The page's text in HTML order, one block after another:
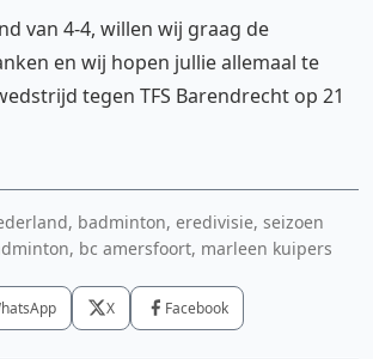
van 4-4, willen wij graag de
en wij hopen jullie allemaal te
tegen TFS Barendrecht op 21
badminton, eredivisie, seizoen
bc amersfoort, marleen kuipers
X Facebook